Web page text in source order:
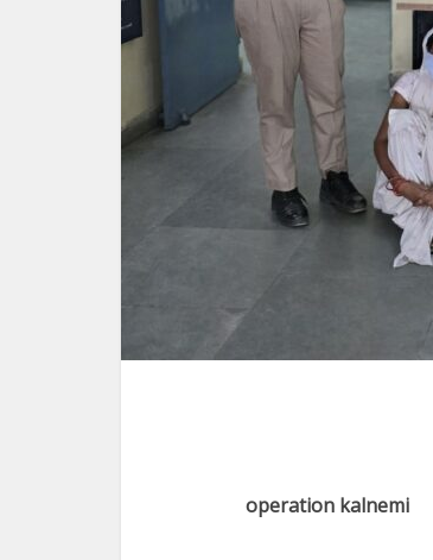
operation kalnemi